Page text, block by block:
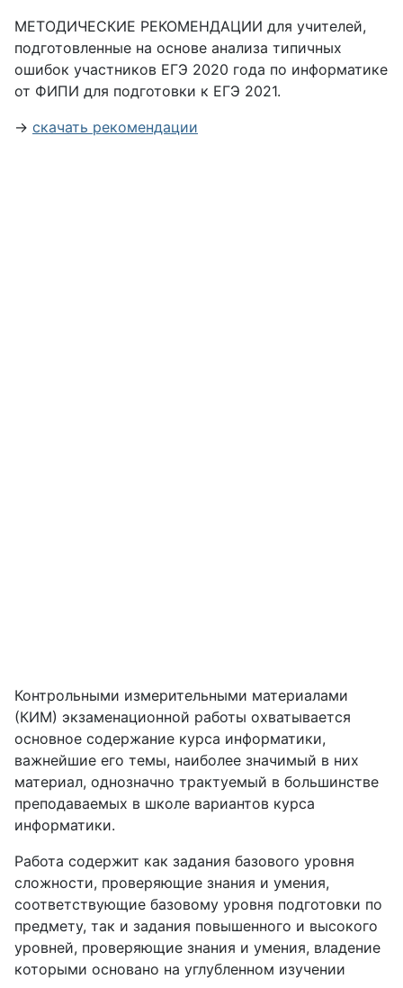
МЕТОДИЧЕСКИЕ РЕКОМЕНДАЦИИ для учителей,
подготовленные на основе анализа типичных
ошибок участников ЕГЭ 2020 года по информатике
от ФИПИ для подготовки к ЕГЭ 2021.
→ скачать рекомендации
Контрольными измерительными материалами
(КИМ) экзаменационной работы охватывается
основное содержание курса информатики,
важнейшие его темы, наиболее значимый в них
материал, однозначно трактуемый в большинстве
преподаваемых в школе вариантов курса
информатики.
Работа содержит как задания базового уровня
сложности, проверяющие знания и умения,
соответствующие базовому уровня подготовки по
предмету, так и задания повышенного и высокого
уровней, проверяющие знания и умения, владение
которыми основано на углубленном изучении